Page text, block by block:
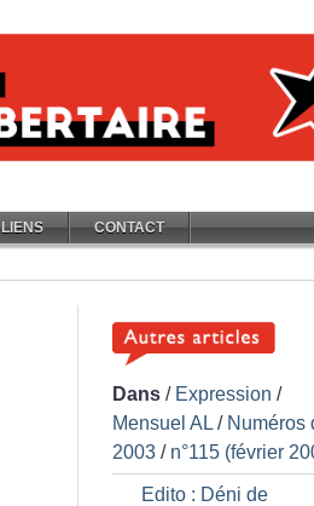
LIENS CONTACT
Dans / Expression /
Mensuel AL / Numéros
2003 / n°115 (février
Edito : Déni de